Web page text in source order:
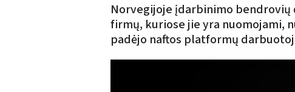
Norvegijoje įdarbinimo
firmų, kuriose jie yra nuomojami,
padėjo naftos platformų